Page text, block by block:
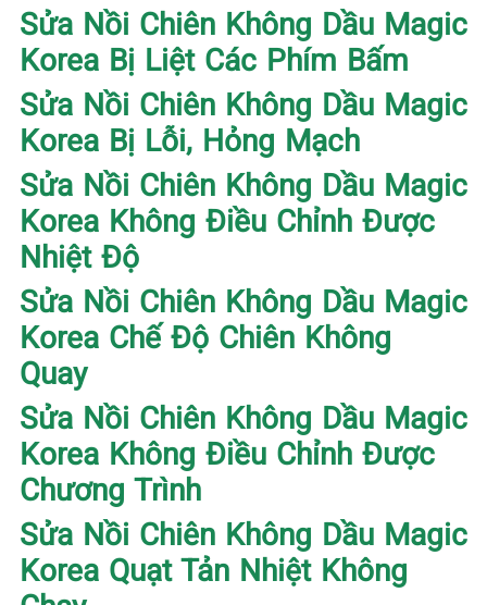
Sửa Nồi Chiên Không Dầu Magic
Korea Bị Liệt Các Phím Bấm
Sửa Nồi Chiên Không Dầu Magic
Korea Bị Lỗi, Hỏng Mạch
Sửa Nồi Chiên Không Dầu Magic
Korea Không Điều Chỉnh Được
Nhiệt Độ
Sửa Nồi Chiên Không Dầu Magic
Korea Chế Độ Chiên Không
Quay
Sửa Nồi Chiên Không Dầu Magic
Korea Không Điều Chỉnh Được
Chương Trình
Sửa Nồi Chiên Không Dầu Magic
Korea Quạt Tản Nhiệt Không